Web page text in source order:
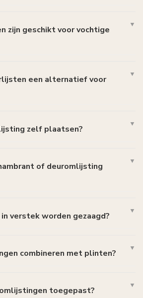
zijn geschikt voor vochtige
een alternatief voor
zelf plaatsen?
of deuromlijsting
verstek worden gezaagd?
combineren met plinten?
toegepast?